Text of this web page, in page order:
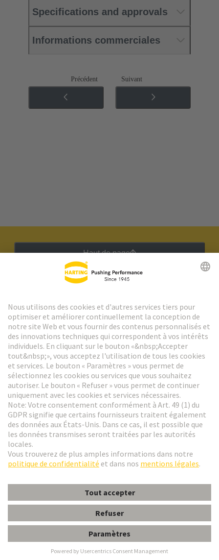
DIN-Signal Mflat24+8FP-4,5C1-1
Specifications and approvals
Informations commerciales
Précédent Suivant
Haut de page
Aller à l'inscription
Social Media
France Français
© HARTING Technology Group
ContactPolitique de confidentialité
Conditions Générales de Vente